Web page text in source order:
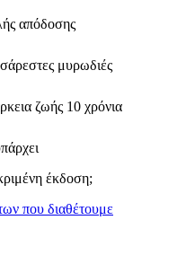
απόδοσης
μυρωδιές
ζωής 10 χρόνια
έκδοση;
που διαθέτουμε